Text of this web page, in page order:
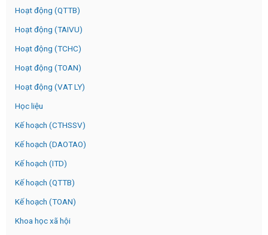
Hoạt động (QTTB)
Hoạt động (TAIVU)
Hoạt động (TCHC)
Hoạt động (TOAN)
Hoạt động (VAT LY)
Học liệu
Kế hoạch (CTHSSV)
Kế hoạch (DAOTAO)
Kế hoạch (ITD)
Kế hoạch (QTTB)
Kế hoạch (TOAN)
Khoa học xã hội